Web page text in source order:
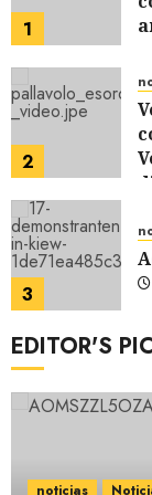
1
2
3
EDITOR'S
noticias